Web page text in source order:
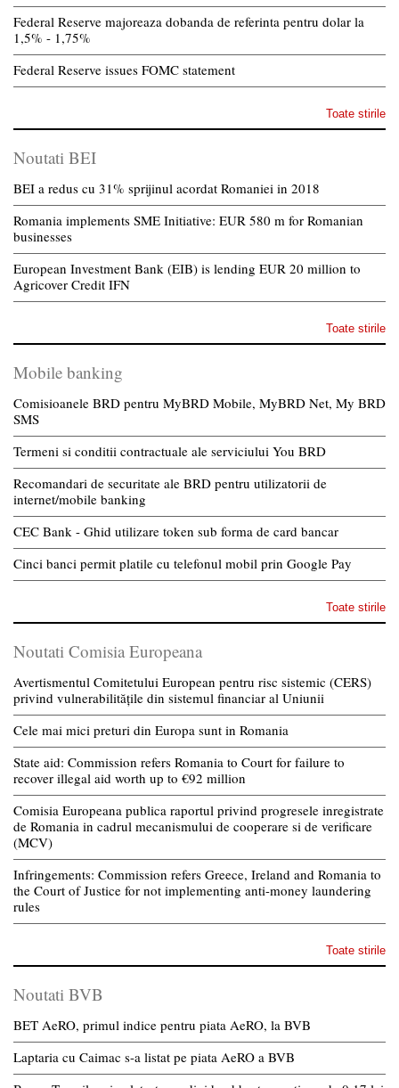
Federal Reserve majoreaza dobanda de referinta pentru dolar la
1,5% - 1,75%
Federal Reserve issues FOMC statement
Toate stirile
Noutati BEI
BEI a redus cu 31% sprijinul acordat Romaniei in 2018
Romania implements SME Initiative: EUR 580 m for Romanian
businesses
European Investment Bank (EIB) is lending EUR 20 million to
Agricover Credit IFN
Toate stirile
Mobile banking
Comisioanele BRD pentru MyBRD Mobile, MyBRD Net, My BRD
SMS
Termeni si conditii contractuale ale serviciului You BRD
Recomandari de securitate ale BRD pentru utilizatorii de
internet/mobile banking
CEC Bank - Ghid utilizare token sub forma de card bancar
Cinci banci permit platile cu telefonul mobil prin Google Pay
Toate stirile
Noutati Comisia Europeana
Avertismentul Comitetului European pentru risc sistemic (CERS)
privind vulnerabilitățile din sistemul financiar al Uniunii
Cele mai mici preturi din Europa sunt in Romania
State aid: Commission refers Romania to Court for failure to
recover illegal aid worth up to €92 million
Comisia Europeana publica raportul privind progresele inregistrate
de Romania in cadrul mecanismului de cooperare si de verificare
(MCV)
Infringements: Commission refers Greece, Ireland and Romania to
the Court of Justice for not implementing anti-money laundering
rules
Toate stirile
Noutati BVB
BET AeRO, primul indice pentru piata AeRO, la BVB
Laptaria cu Caimac s-a listat pe piata AeRO a BVB